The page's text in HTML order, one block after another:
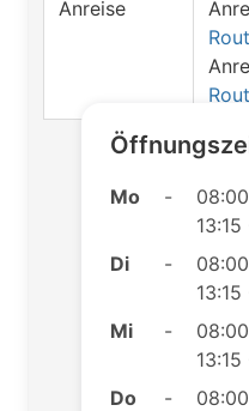
Anreise
Mo -
Di
-
Mi
-
Do
-